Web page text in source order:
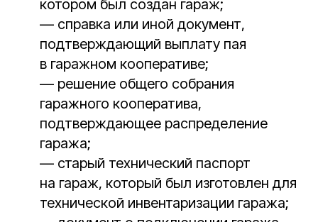
котором был создан гараж;
— справка или иной документ,
подтверждающий выплату пая
в гаражном кооперативе;
— решение общего собрания
гаражного кооператива,
подтверждающее распределение
гаража;
— старый технический паспорт
на гараж, который был изготовлен для
технической инвентаризации гаража;